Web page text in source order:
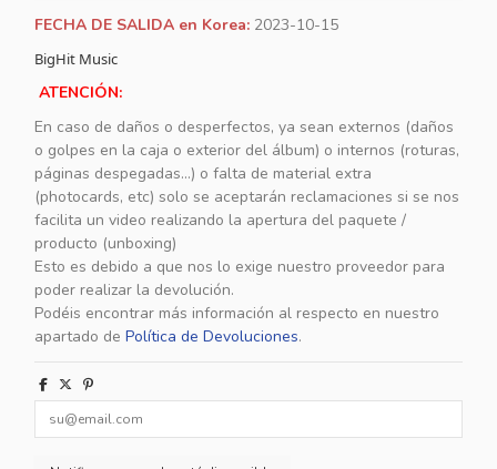
FECHA DE SALIDA en Korea: 2023-10-15
BigHit Music
ATENCIÓN:
En caso de daños o desperfectos, ya sean externos (daños
o golpes en la caja o exterior del álbum) o internos (roturas,
páginas despegadas...) o falta de material extra
(photocards, etc) solo se aceptarán reclamaciones si se nos
facilita un video realizando la apertura del paquete /
producto (unboxing)
Esto es debido a que nos lo exige nuestro proveedor para
poder realizar la devolución.
Podéis encontrar más información al respecto en nuestro
apartado de Política de Devoluciones.